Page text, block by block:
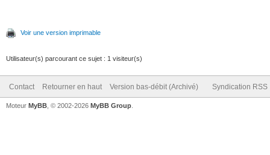
Voir une version imprimable
Utilisateur(s) parcourant ce sujet : 1 visiteur(s)
Contact Retourner en haut Version bas-débit (Archivé) Syndication RSS
Moteur MyBB , © 2002-2026 MyBB Group